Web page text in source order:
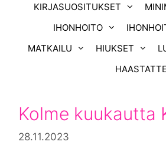
KIRJASUOSITUKSET
IHONHOITO
MATKAILU
HIUKSET
Kolme kuukautta
28.11.2023